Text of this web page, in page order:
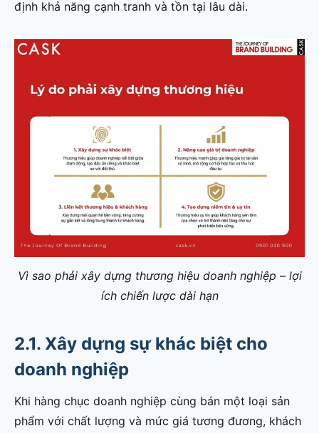
định khả năng cạnh tranh và tồn tại lâu dài.
Vì sao phải xây dựng thương hiệu doanh nghiệp – lợi
ích chiến lược dài hạn
2.1. Xây dựng sự khác biệt cho
doanh nghiệp
Khi hàng chục doanh nghiệp cùng bán một loại sản
phẩm với chất lượng và mức giá tương đương, khách